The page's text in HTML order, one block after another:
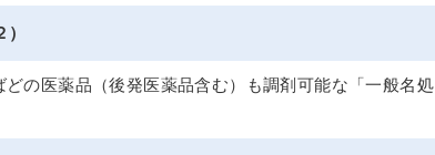
の医薬品（後発医薬品含む）も調剤可能な「一般名処